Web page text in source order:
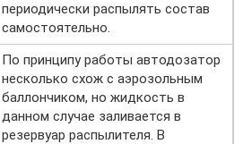
периодически распылять состав
самостоятельно.
По принципу работы автодозатор
несколько схож с аэрозольным
баллончиком, но жидкость в
данном случае заливается в
резервуар распылителя. В